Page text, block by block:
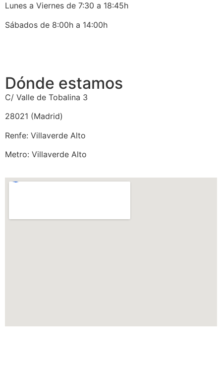
Lunes a Viernes de 7:30 a 18:45h
Sábados de 8:00h a 14:00h
Dónde estamos
C/ Valle de Tobalina 3
28021 (Madrid)
Renfe: Villaverde Alto
Metro: Villaverde Alto